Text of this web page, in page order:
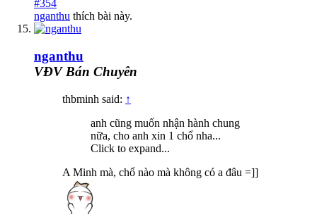
#354
nganthu thích bài này.
nganthu
VĐV Bán Chuyên
thbminh said: ↑
anh cũng muốn nhận hành chung
nữa, cho anh xin 1 chổ nha...
Click to expand...
A Minh mà, chổ nào mà không có a đâu =]]